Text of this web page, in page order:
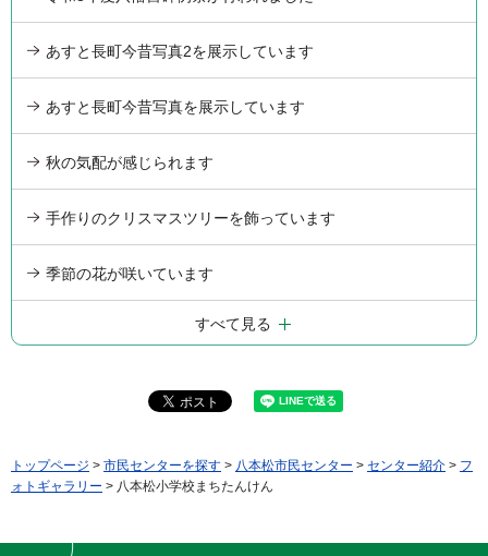
あすと長町今昔写真2を展示しています
あすと長町今昔写真を展示しています
秋の気配が感じられます
手作りのクリスマスツリーを飾っています
季節の花が咲いています
すべて見る
トップページ > 市民センターを探す > 八本松市民センター > センター紹介 > フ
ォトギャラリー > 八本松小学校まちたんけん